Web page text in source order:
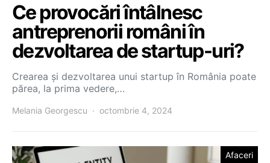
Ce provocări întâlnesc
antreprenorii români în
dezvoltarea de startup-uri?
Crearea și dezvoltarea unui startup în România poate
părea, la prima vedere,…
Melania Georgescu octombrie 4, 2024
Afaceri